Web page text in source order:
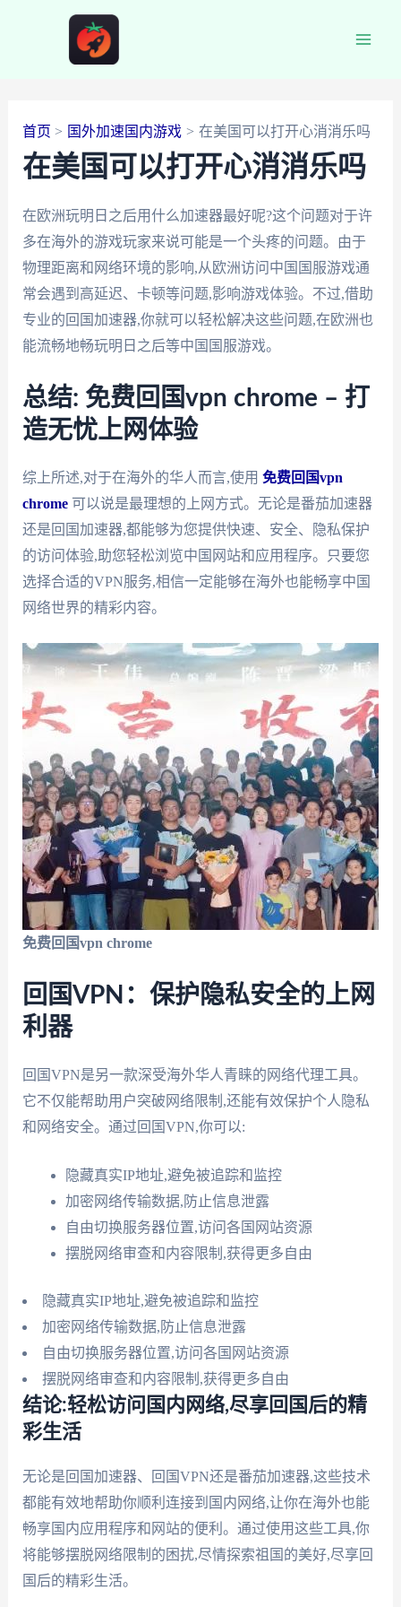
首页 国外加速国内游戏 在美国可以打开心消消乐吗
在美国可以打开心消消乐吗
在欧洲玩明日之后用什么加速器最好呢?这个问题对于许
多在海外的游戏玩家来说可能是一个头疼的问题。由于
物理距离和网络环境的影响,从欧洲访问中国国服游戏通
常会遇到高延迟、卡顿等问题,影响游戏体验。不过,借助
专业的回国加速器,你就可以轻松解决这些问题,在欧洲也
能流畅地畅玩明日之后等中国国服游戏。
总结: 免费回国vpn chrome – 打
造无忧上网体验
综上所述,对于在海外的华人而言,使用 免费回国vpn
chrome可以说是最理想的上网方式。无论是番茄加速器
还是回国加速器,都能够为您提供快速、安全、隐私保护
的访问体验,助您轻松浏览中国网站和应用程序。只要您
选择合适的VPN服务,相信一定能够在海外也能畅享中国
网络世界的精彩内容。
免费回国vpn chrome
回国VPN：保护隐私安全的上网
利器
回国VPN是另一款深受海外华人青睐的网络代理工具。
它不仅能帮助用户突破网络限制,还能有效保护个人隐私
和网络安全。通过回国VPN,你可以:
隐藏真实IP地址,避免被追踪和监控
加密网络传输数据,防止信息泄露
自由切换服务器位置,访问各国网站资源
摆脱网络审查和内容限制,获得更多自由
隐藏真实IP地址,避免被追踪和监控
加密网络传输数据,防止信息泄露
自由切换服务器位置,访问各国网站资源
摆脱网络审查和内容限制,获得更多自由
结论:轻松访问国内网络,尽享回国后的精
彩生活
无论是回国加速器、回国VPN还是番茄加速器,这些技术
都能有效地帮助你顺利连接到国内网络,让你在海外也能
畅享国内应用程序和网站的便利。通过使用这些工具,你
将能够摆脱网络限制的困扰,尽情探索祖国的美好,尽享回
国后的精彩生活。